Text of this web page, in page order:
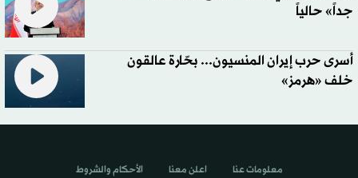
جداً» حالياً
أسرى حرب إيران المنسيون... بحّارة عالقون
خلف «هرمز»
معلومات عنا اعلن معنا الأحكام والشروط